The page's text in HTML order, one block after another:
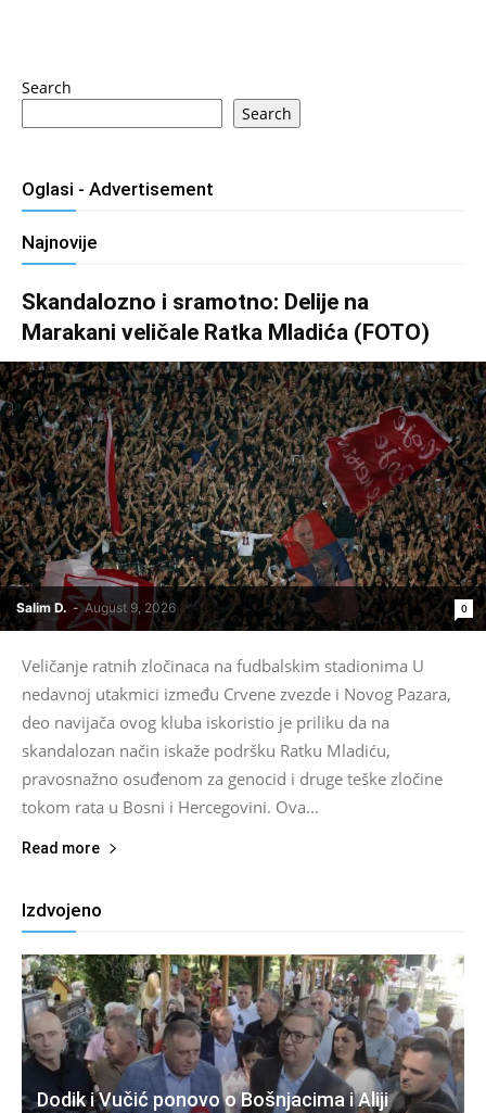
Search
Search
Oglasi - Advertisement
Najnovije
Skandalozno i sramotno: Delije na
Marakani veličale Ratka Mladića (FOTO)
Salim D. - August 9, 2026 0
Veličanje ratnih zločinaca na fudbalskim stadionima U
nedavnoj utakmici između Crvene zvezde i Novog Pazara,
deo navijača ovog kluba iskoristio je priliku da na
skandalozan način iskaže podršku Ratku Mladiću,
pravosnažno osuđenom za genocid i druge teške zločine
tokom rata u Bosni i Hercegovini. Ova...
Read more
Izdvojeno
Dodik i Vučić ponovo o Bošnjacima i Aliji